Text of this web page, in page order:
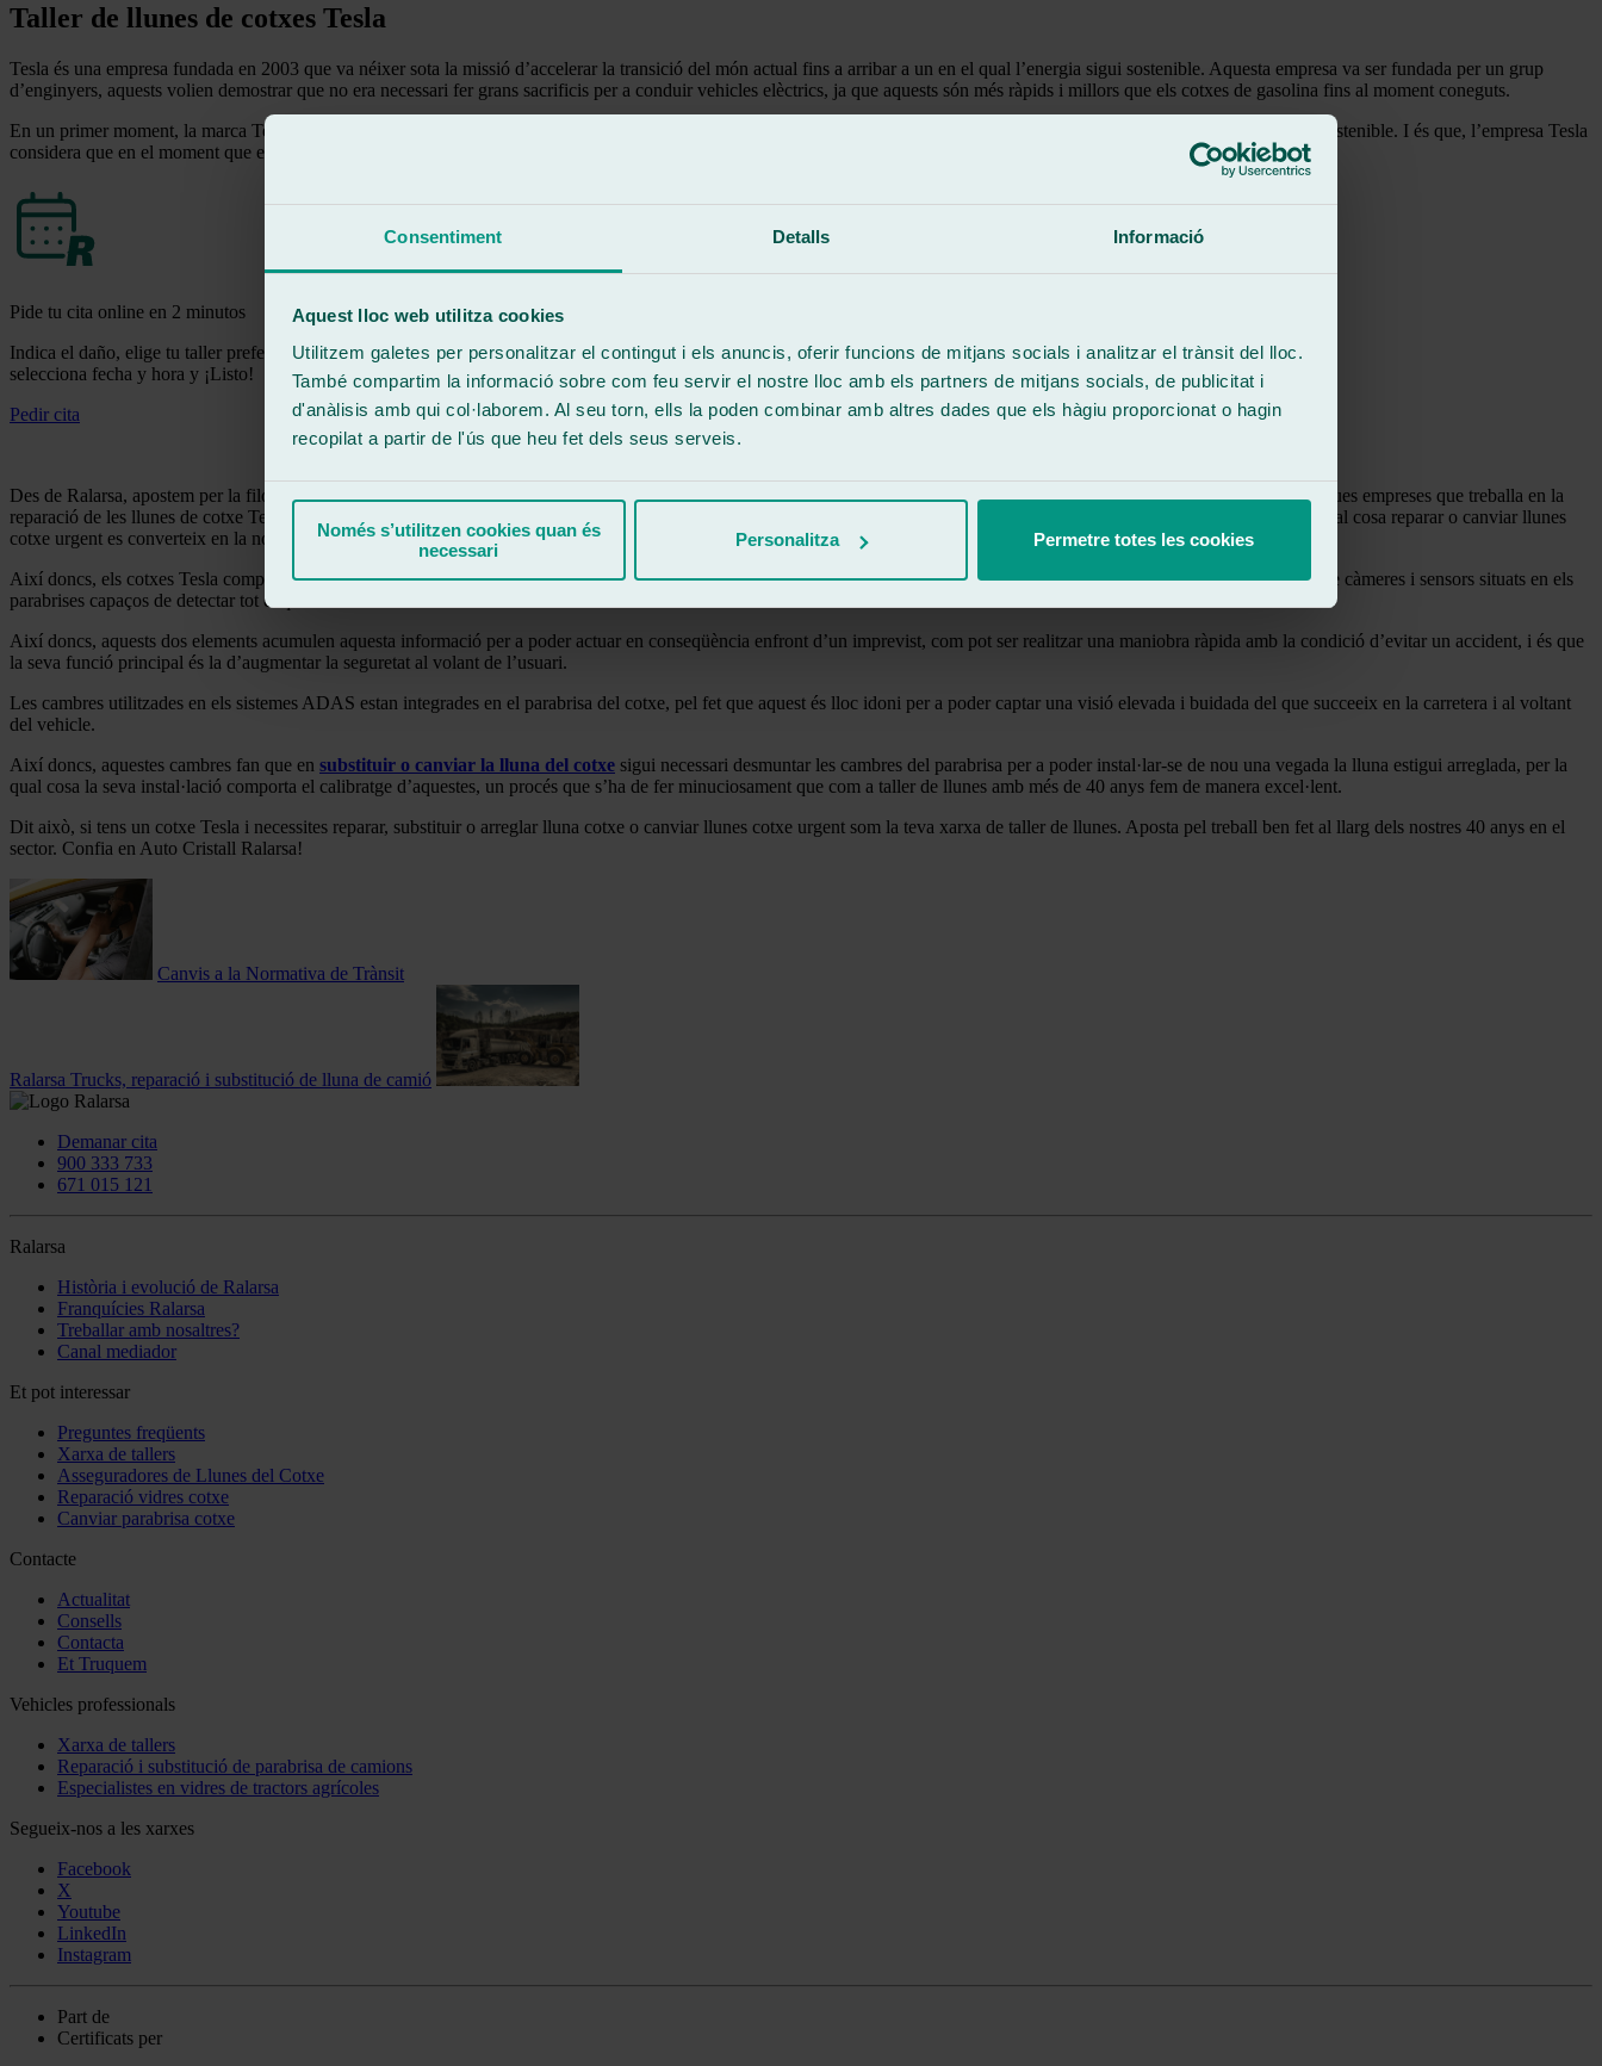
Consentiment Detalls Informació
Aquest lloc web utilitza cookies
Utilitzem galetes per personalitzar el contingut i els anuncis, oferir funcions de mitjans socials i analitzar el trànsit del lloc.
També compartim la informació sobre com feu servir el nostre lloc amb els partners de mitjans socials, de publicitat i
d'anàlisis amb qui col·laborem. Al seu torn, ells la poden combinar amb altres dades que els hàgiu proporcionat o hagin
recopilat a partir de l'ús que heu fet dels seus serveis.
Només s’utilitzen cookies quan és
necessari
Personalitza Permetre totes les cookies
Taller de llunes de cotxes Tesla
Tesla és una empresa fundada en 2003 que va néixer sota la missió d’accelerar la transició del món actual fins a arribar a un en el qual l’energia sigui sostenible. Aquesta empresa va ser fundada per un grup
d’enginyers, aquests volien demostrar que no era necessari fer grans sacrificis per a conduir vehicles elèctrics, ja que aquests són més ràpids i millors que els cotxes de gasolina fins al moment coneguts.
En un primer moment, la marca Tesla tan sols produïa vehicles elèctrics però passats els anys, ha començat a subministrar productes de generació i emmagatzematge d’energia sostenible. I és que, l’empresa Tesla
considera que en el moment que es deixi de dependre dels combustibles fòssils, el món avançarà cap a un futur millor de zero emissions
Pide tu cita online en 2 minutos
Indica el daño, elige tu taller preferido
selecciona fecha y hora y ¡Listo!
Pedir cita
Des de Ralarsa, apostem per la filosofia dels cotxes Tesla, motiu pel qual fem la reparació o substitució de llunes cotxe Tesla en la nostra xarxa de tallers, sent així una de les poques empreses que treballa en la
reparació de les llunes de cotxe Tesla. Les llunes de cotxe són un dels components més rellevants del vehicle, ja que la seguretat al volant en gran manera depèn d’elles, per la qual cosa reparar o canviar llunes
cotxe urgent es converteix en la nostra prioritat.
Així doncs, els cotxes Tesla compten amb tecnologia d’última generació com el sistema ADAS i la conducció autònoma. Aquestes són dues tecnologies que funcionen a partir de càmeres i sensors situats en els
parabrises capaços de detectar tot el que succeeix en l’exterior del cotxe.
Així doncs, aquests dos elements acumulen aquesta informació per a poder actuar en conseqüència enfront d’un imprevist, com pot ser realitzar una maniobra ràpida amb la condició d’evitar un accident, i és que
la seva funció principal és la d’augmentar la seguretat al volant de l’usuari.
Les cambres utilitzades en els sistemes ADAS estan integrades en el parabrisa del cotxe, pel fet que aquest és lloc idoni per a poder captar una visió elevada i buidada del que succeeix en la carretera i al voltant
del vehicle.
Així doncs, aquestes cambres fan que en substituir o canviar la lluna del cotxe sigui necessari desmuntar les cambres del parabrisa per a poder instal·lar-se de nou una vegada la lluna estigui arreglada, per la
qual cosa la seva instal·lació comporta el calibratge d’aquestes, un procés que s’ha de fer minuciosament que com a taller de llunes amb més de 40 anys fem de manera excel·lent.
Dit això, si tens un cotxe Tesla i necessites reparar, substituir o arreglar lluna cotxe o canviar llunes cotxe urgent som la teva xarxa de taller de llunes. Aposta pel treball ben fet al llarg dels nostres 40 anys en el
sector. Confia en Auto Cristall Ralarsa!
Canvis a la Normativa de Trànsit
Ralarsa Trucks, reparació i substitució de lluna de camió
Demanar cita
900 333 733
671 015 121
Ralarsa
Història i evolució de Ralarsa
Franquícies Ralarsa
Treballar amb nosaltres?
Canal mediador
Et pot interessar
Preguntes freqüents
Xarxa de tallers
Asseguradores de Llunes del Cotxe
Reparació vidres cotxe
Canviar parabrisa cotxe
Contacte
Actualitat
Consells
Contacta
Et Truquem
Vehicles professionals
Xarxa de tallers
Reparació i substitució de parabrisa de camions
Especialistes en vidres de tractors agrícoles
Segueix-nos a les xarxes
Facebook
X
Youtube
LinkedIn
Instagram
Part de
Certificats per